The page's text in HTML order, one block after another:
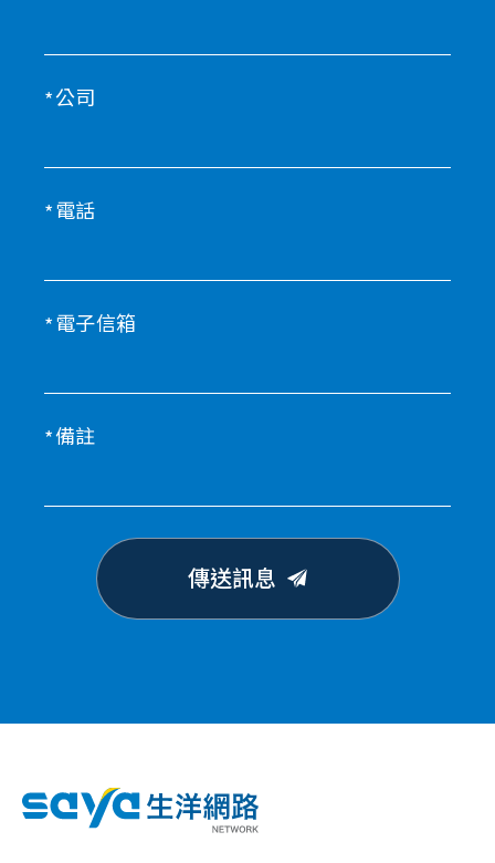
公司
電話
電子信箱
備註
傳送訊息